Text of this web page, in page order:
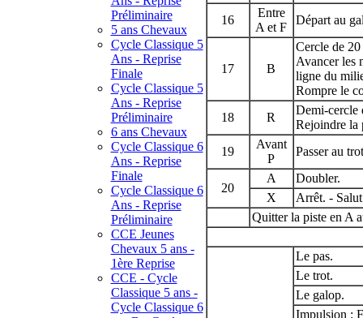
Préliminaire
5 ans Chevaux
Cycle Classique 5
Ans - Reprise
Finale
Cycle Classique 5
Ans - Reprise
Préliminaire
6 ans Chevaux
Cycle Classique 6
Ans - Reprise
Finale
Cycle Classique 6
Ans - Reprise
Préliminaire
CCE Jeunes
Chevaux 5 ans -
1ère Reprise
CCE - Cycle
Classique 5 ans -
Cycle Classique 6
16
Entre
A et F
Départ au
17 B
Cercle de 20
Avancer les
ligne du
Rompre le
18
R
Demi-cercle
Rejoindre la
19
Avant
P
Passer au
20
A
Doubler.
X
Arrêt. -
Quitter la piste en A
Le pas.
Le trot.
Le galop.
Impulsion :